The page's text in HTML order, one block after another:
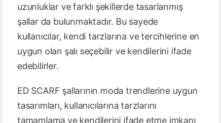
uzunluklar ve farklı şekillerde tasarlanmış
şallar da bulunmaktadır. Bu sayede
kullanıcılar, kendi tarzlarına ve tercihlerine en
uygun olan şalı seçebilir ve kendilerini ifade
edebilirler.
ED SCARF şallarının moda trendlerine uygun
tasarımları, kullanıcılarına tarzlarını
tamamlama ve kendilerini ifade etme imkanı